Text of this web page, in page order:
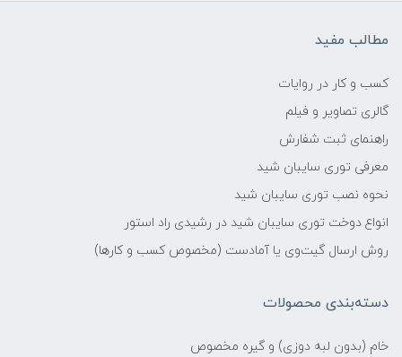
مطالب مفید
کسب و کار در روایات
گالری تصاویر و فیلم
راهنمای ثبت شفارش
معرفی توری سایبان شید
نحوه نصب توری سایبان شید
انواع دوخت توری سایبان شید در رشیدی راد استور
روش ارسال گیت‌وی یا آمادست (مخصوص کسب و کارها)
دسته‌بندی محصولات
خام (بدون لبه دوزی) و گیره مخصوص